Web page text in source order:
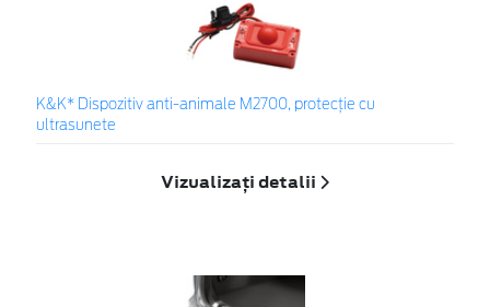
K&K* Dispozitiv anti-animale M2700, protecție cu
ultrasunete
Vizualizați detalii